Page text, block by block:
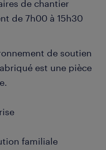
de chantier
de 7h00 à 15h30
de soutien
est une pièce
familiale